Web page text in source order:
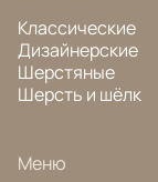
Классические
Дизайнерские
Шерстяные
Шерсть и шёлк
Меню